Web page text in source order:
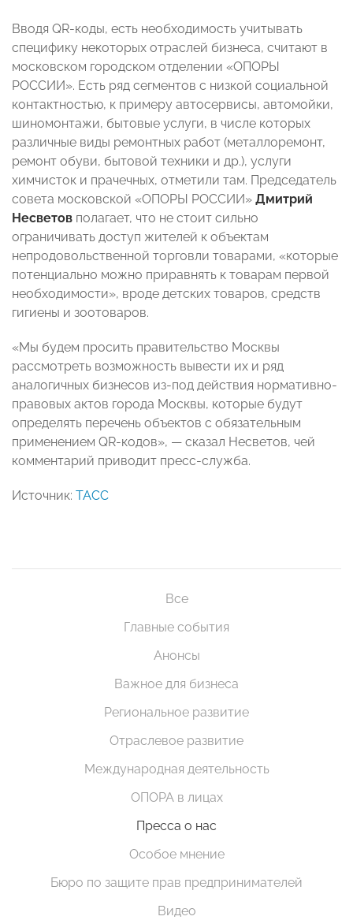
Вводя QR-коды, есть необходимость учитывать
специфику некоторых отраслей бизнеса, считают в
московском городском отделении «ОПОРЫ
РОССИИ». Есть ряд сегментов с низкой социальной
контактностью, к примеру автосервисы, автомойки,
шиномонтажи, бытовые услуги, в числе которых
различные виды ремонтных работ (металлоремонт,
ремонт обуви, бытовой техники и др.), услуги
химчисток и прачечных, отметили там. Председатель
совета московской «ОПОРЫ РОССИИ» Дмитрий
Несветов полагает, что не стоит сильно
ограничивать доступ жителей к объектам
непродовольственной торговли товарами, «которые
потенциально можно приравнять к товарам первой
необходимости», вроде детских товаров, средств
гигиены и зоотоваров.
«Мы будем просить правительство Москвы
рассмотреть возможность вывести их и ряд
аналогичных бизнесов из-под действия нормативно-
правовых актов города Москвы, которые будут
определять перечень объектов с обязательным
применением QR-кодов», — сказал Несветов, чей
комментарий приводит пресс-служба.
Источник: ТАСС
Все
Главные события
Анонсы
Важное для бизнеса
Региональное развитие
Отраслевое развитие
Международная деятельность
ОПОРА в лицах
Пресса о нас
Особое мнение
Бюро по защите прав предпринимателей
Видео